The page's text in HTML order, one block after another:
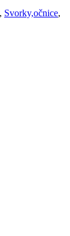
, Svorky,očnice,